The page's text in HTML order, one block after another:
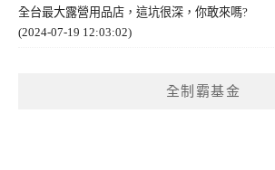
全台最大露營用品店，這坑很深，你敢來嗎?
(2024-07-19 12:03:02)
全制霸基金